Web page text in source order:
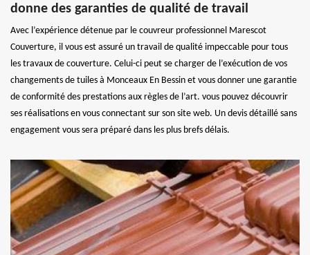
donne des garanties de qualité de travail
Avec l’expérience détenue par le couvreur professionnel Marescot
Couverture, il vous est assuré un travail de qualité impeccable pour tous
les travaux de couverture. Celui-ci peut se charger de l’exécution de vos
changements de tuiles à Monceaux En Bessin et vous donner une garantie
de conformité des prestations aux règles de l’art. vous pouvez découvrir
ses réalisations en vous connectant sur son site web. Un devis détaillé sans
engagement vous sera préparé dans les plus brefs délais.